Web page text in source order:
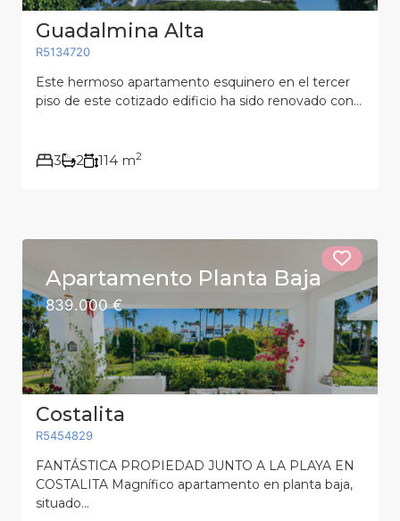
Guadalmina Alta
R5134720
Este hermoso apartamento esquinero en el tercer
piso de este cotizado edificio ha sido renovado con...
3 2 114 m2
Apartamento Planta Baja
839.000 €
Costalita
R5454829
FANTÁSTICA PROPIEDAD JUNTO A LA PLAYA EN
COSTALITA Magnífico apartamento en planta baja,
situado...